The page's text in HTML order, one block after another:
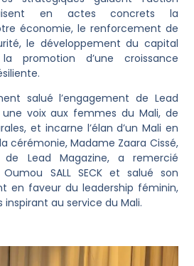
en actes concrets la
économie, le renforcement de
le développement du capital
promotion d’une croissance
salué l’engagement de Lead
voix aux femmes du Mali, de
et incarne l’élan d’un Mali en
cérémonie, Madame Zaara Cissé,
de Lead Magazine, a remercié
SALL SECK et salué son
en faveur du leadership féminin,
inspirant au service du Mali.